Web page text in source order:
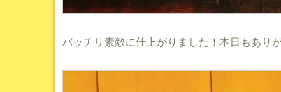
バッチリ素敵に仕上がりました！本日もあり